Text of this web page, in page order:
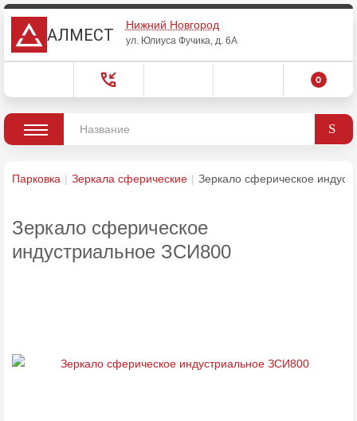
АЛМЕСТ
Нижний Новгород
ул. Юлиуса Фучика, д. 6А
0
Парковка Зеркала сферические Зеркало сферическое
Зеркало сферическое
индустриальное ЗСИ800